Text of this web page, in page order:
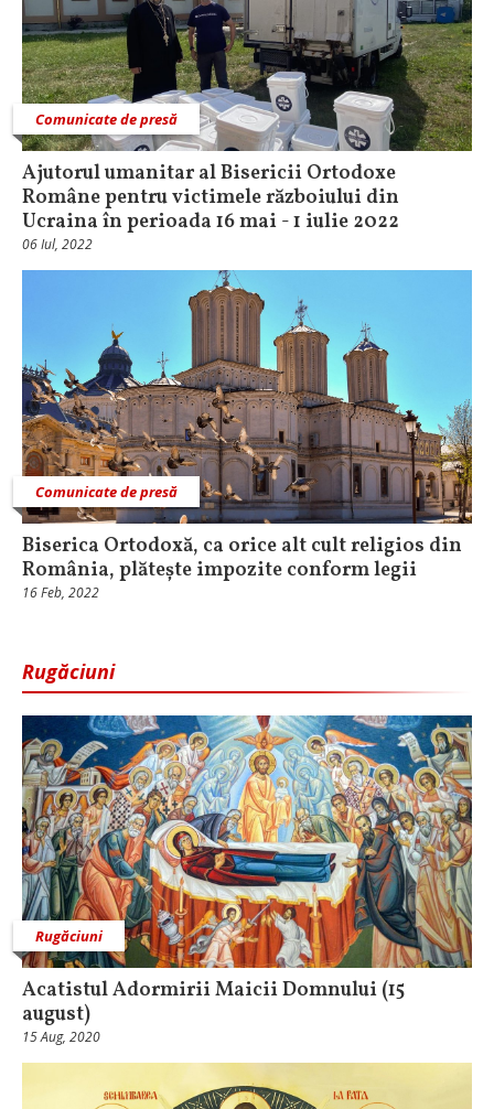
Comunicate de presă
Ajutorul umanitar al Bisericii Ortodoxe
Române pentru victimele războiului din
Ucraina în perioada 16 mai - 1 iulie 2022
06 Iul, 2022
Comunicate de presă
Biserica Ortodoxă, ca orice alt cult religios din
România, plătește impozite conform legii
16 Feb, 2022
Rugăciuni
Rugăciuni
Acatistul Adormirii Maicii Domnului (15
august)
15 Aug, 2020